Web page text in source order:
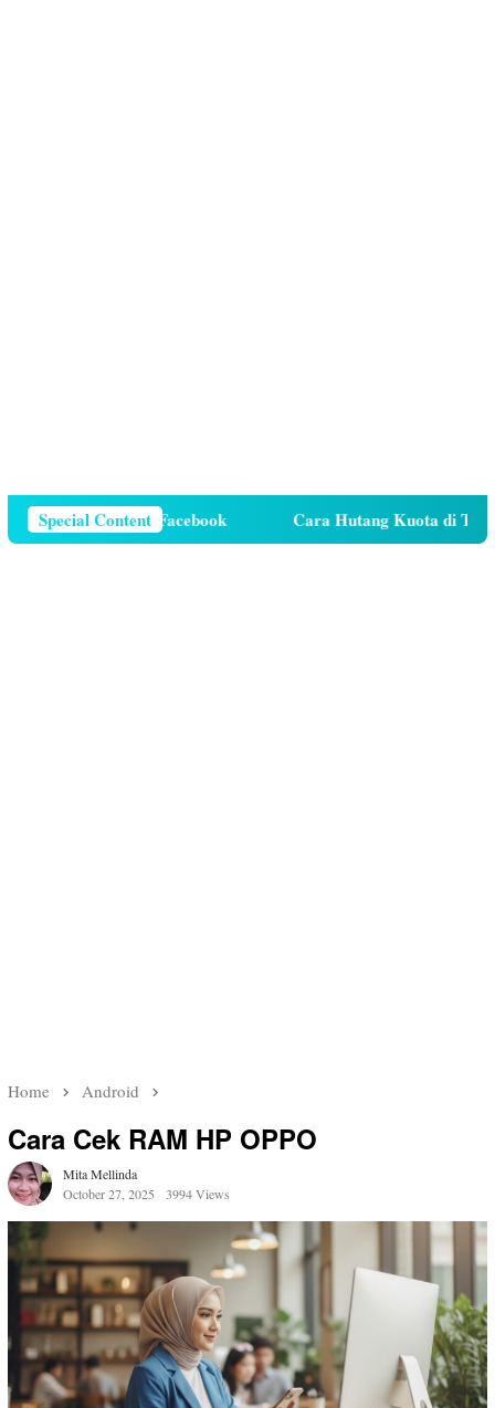
Special Content
Di Facebook Cara Hutang Kuota di Telkomsel
Home Android
Cara Cek RAM HP OPPO
Mita Mellinda
October 27, 2025
3994 Views